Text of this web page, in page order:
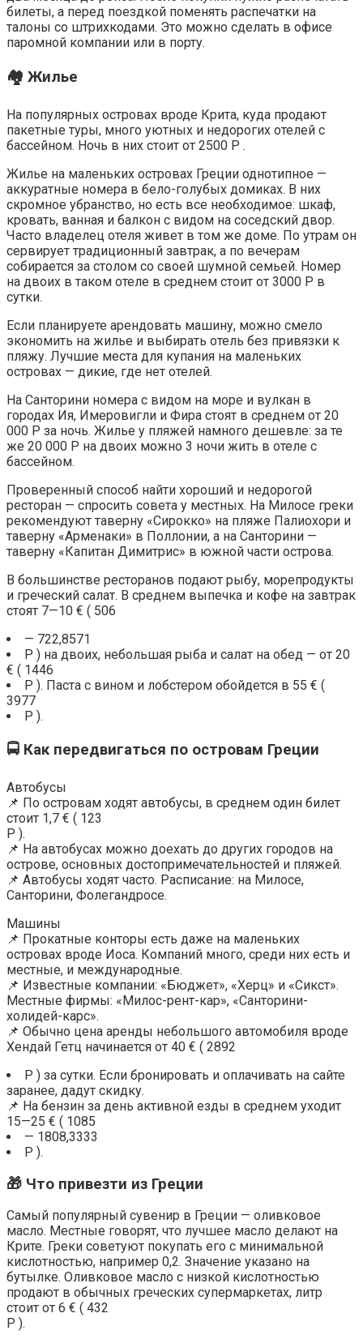
билеты, а перед поездкой поменять распечатки на
талоны со штрихкодами. Это можно сделать в офисе
паромной компании или в порту.
🏘️ Жилье
На популярных островах вроде Крита, куда продают
пакетные туры, много уютных и недорогих отелей с
бассейном. Ночь в них стоит от 2500 Р .
Жилье на маленьких островах Греции однотипное —
аккуратные номера в бело-голубых домиках. В них
скромное убранство, но есть все необходимое: шкаф,
кровать, ванная и балкон с видом на соседский двор.
Часто владелец отеля живет в том же доме. По утрам он
сервирует традиционный завтрак, а по вечерам
собирается за столом со своей шумной семьей. Номер
на двоих в таком отеле в среднем стоит от 3000 Р в
сутки.
Если планируете арендовать машину, можно смело
экономить на жилье и выбирать отель без привязки к
пляжу. Лучшие места для купания на маленьких
островах — дикие, где нет отелей.
На Санторини номера с видом на море и вулкан в
городах Ия, Имеровигли и Фира стоят в среднем от 20
000 Р за ночь. Жилье у пляжей намного дешевле: за те
же 20 000 Р на двоих можно 3 ночи жить в отеле с
бассейном.
Проверенный способ найти хороший и недорогой
ресторан — спросить совета у местных. На Милосе греки
рекомендуют таверну «Сирокко» на пляже Палиохори и
таверну «Арменаки» в Поллонии, а на Санторини —
таверну «Капитан Димитрис» в южной части острова.
В большинстве ресторанов подают рыбу, морепродукты
и греческий салат. В среднем выпечка и кофе на завтрак
стоят 7—10 € ( 506
— 722,8571
Р ) на двоих, небольшая рыба и салат на обед — от 20
€ ( 1446
Р ). Паста с вином и лобстером обойдется в 55 € (
3977
Р ).
🚍 Как передвигаться по островам Греции
Автобусы
📌 По островам ходят автобусы, в среднем один билет
стоит 1,7 € ( 123
Р ).
📌 На автобусах можно доехать до других городов на
острове, основных достопримечательностей и пляжей.
📌 Автобусы ходят часто. Расписание: на Милосе,
Санторини, Фолегандросе.
Машины
📌 Прокатные конторы есть даже на маленьких
островах вроде Иоса. Компаний много, среди них есть и
местные, и международные.
📌 Известные компании: «Бюджет», «Херц» и «Сикст».
Местные фирмы: «Милос-рент-кар», «Санторини-
холидей-карс».
📌 Обычно цена аренды небольшого автомобиля вроде
Хендай Гетц начинается от 40 € ( 2892
Р ) за сутки. Если бронировать и оплачивать на сайте
заранее, дадут скидку.
📌 На бензин за день активной езды в среднем уходит
15—25 € ( 1085
— 1808,3333
Р ).
🎁 Что привезти из Греции
Самый популярный сувенир в Греции — оливковое
масло. Местные говорят, что лучшее масло делают на
Крите. Греки советуют покупать его с минимальной
кислотностью, например 0,2. Значение указано на
бутылке. Оливковое масло с низкой кислотностью
продают в обычных греческих супермаркетах, литр
стоит от 6 € ( 432
Р ).